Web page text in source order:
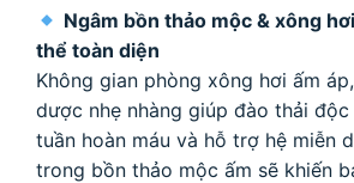
Ngâm bồn thảo mộc & xông
thể toàn diện
Không gian phòng xông hơi ấm
dược nhẹ nhàng giúp đào thải
tuần hoàn máu và hỗ trợ hệ miễn
trong bồn thảo mộc ấm sẽ khiến